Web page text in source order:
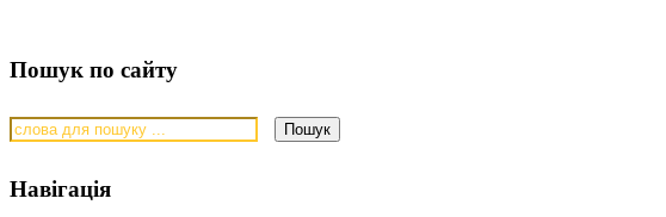
Пошук по сайту
Навігація